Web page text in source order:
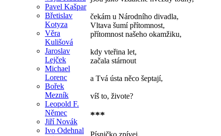
Pavel Kašpar
Břetislav
Kotyza
Věra
Kulišová
Jaroslav
Lejček
Michael
Lorenc
Bořek
Mezník
Leopold F.
Němec
Jiří Novák
Ivo Odehnal
čekám u Národního divadla,
Vltava šumí přítomnost,
přítomnost našeho okamžiku,
kdy vteřina let,
začala stárnout
a Tvá ústa něco šeptají,
víš to, živote?
***
Písničko zpívej,